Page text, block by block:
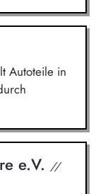
Autoteile in
e.V. //